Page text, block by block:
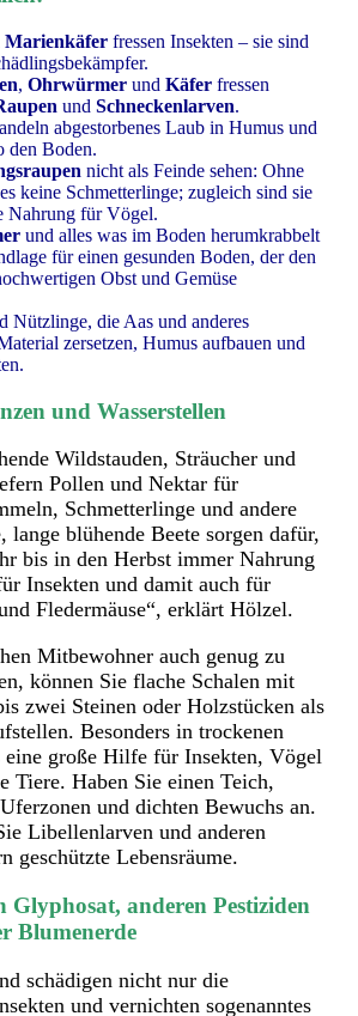
Marienkäfer fressen Insekten – sie sind
, Ohrwürmer und Käfer fressen
und Schneckenlarven.
abgestorbenes Laub in Humus und
den Boden.
nicht als Feinde sehen: Ohne
keine Schmetterlinge; zugleich sind sie
Nahrung für Vögel.
und alles was im Boden herumkrabbelt
für einen gesunden Boden, der den
Obst und Gemüse
Nützlinge, die Aas und anderes
zersetzen, Humus aufbauen und
und Wasserstellen
Wildstauden, Sträucher und
Pollen und Nektar für
Schmetterlinge und andere
lange blühende Beete sorgen dafür,
bis in den Herbst immer Nahrung
Insekten und damit auch für
Fledermäuse“, erklärt Hölzel.
Mitbewohner auch genug zu
können Sie flache Schalen mit
zwei Steinen oder Holzstücken als
Besonders in trockenen
eine große Hilfe für Insekten, Vögel
Tiere. Haben Sie einen Teich,
und dichten Bewuchs an.
Libellenlarven und anderen
geschützte Lebensräume.
Glyphosat, anderen Pestiziden
Blumenerde
schädigen nicht nur die
und vernichten sogenanntes